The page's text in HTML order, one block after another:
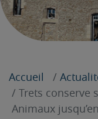
Accueil
Trets conserve
Animaux